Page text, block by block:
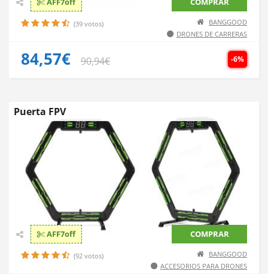
(39 votos)
BANGGOOD
DRONES DE CARRERAS
-6%
84,57€ 90,94€
Puerta FPV
AFF7off COMPRAR
(92 votos)
BANGGOOD
ACCESORIOS PARA DRONES